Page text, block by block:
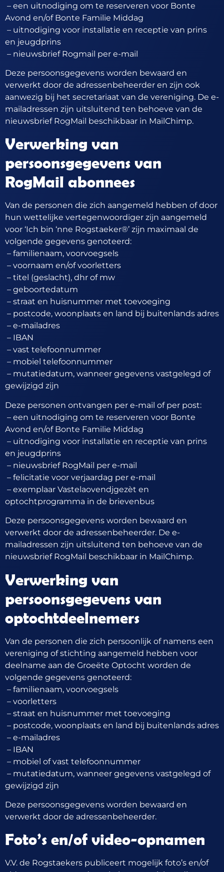
– een uitnodiging om te reserveren voor Bonte
Avond en/of Bonte Familie Middag
– uitnodiging voor installatie en receptie van prins
en jeugdprins
– nieuwsbrief Rogmail per e-mail
Deze persoonsgegevens worden bewaard en
verwerkt door de adressenbeheerder en zijn ook
aanwezig bij het secretariaat van de vereniging. De e-
mailadressen zijn uitsluitend ten behoeve van de
nieuwsbrief RogMail beschikbaar in MailChimp.
Verwerking van
persoonsgegevens van
RogMail abonnees
Van de personen die zich aangemeld hebben of door
hun wettelijke vertegenwoordiger zijn aangemeld
voor ‘Ich bin ‘nne Rogstaeker®’ zijn maximaal de
volgende gegevens genoteerd:
– familienaam, voorvoegsels
– voornaam en/of voorletters
– titel (geslacht), dhr of mw
– geboortedatum
– straat en huisnummer met toevoeging
– postcode, woonplaats en land bij buitenlands adres
– e-mailadres
– IBAN
– vast telefoonnummer
– mobiel telefoonnummer
– mutatiedatum, wanneer gegevens vastgelegd of
gewijzigd zijn
Deze personen ontvangen per e-mail of per post:
– een uitnodiging om te reserveren voor Bonte
Avond en/of Bonte Familie Middag
– uitnodiging voor installatie en receptie van prins
en jeugdprins
– nieuwsbrief RogMail per e-mail
– felicitatie voor verjaardag per e-mail
– exemplaar Vastelaovendjgezèt en
optochtprogramma in de brievenbus
Deze persoonsgegevens worden bewaard en
verwerkt door de adressenbeheerder. De e-
mailadressen zijn uitsluitend ten behoeve van de
nieuwsbrief RogMail beschikbaar in MailChimp.
Verwerking van
persoonsgegevens van
optochtdeelnemers
Van de personen die zich persoonlijk of namens een
vereniging of stichting aangemeld hebben voor
deelname aan de Groeëte Optocht worden de
volgende gegevens genoteerd:
– familienaam, voorvoegsels
– voorletters
– straat en huisnummer met toevoeging
– postcode, woonplaats en land bij buitenlands adres
– e-mailadres
– IBAN
– mobiel of vast telefoonnummer
– mutatiedatum, wanneer gegevens vastgelegd of
gewijzigd zijn
Deze persoonsgegevens worden bewaard en
verwerkt door de adressenbeheerder.
Foto’s en/of video-opnamen
V.V. de Rogstaekers publiceert mogelijk foto’s en/of